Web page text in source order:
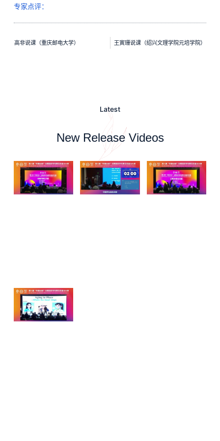
专家点评：
高非说课（重庆邮电大学） 王寅珊说课（绍兴文理学院元培学院）
Latest
New Release Videos